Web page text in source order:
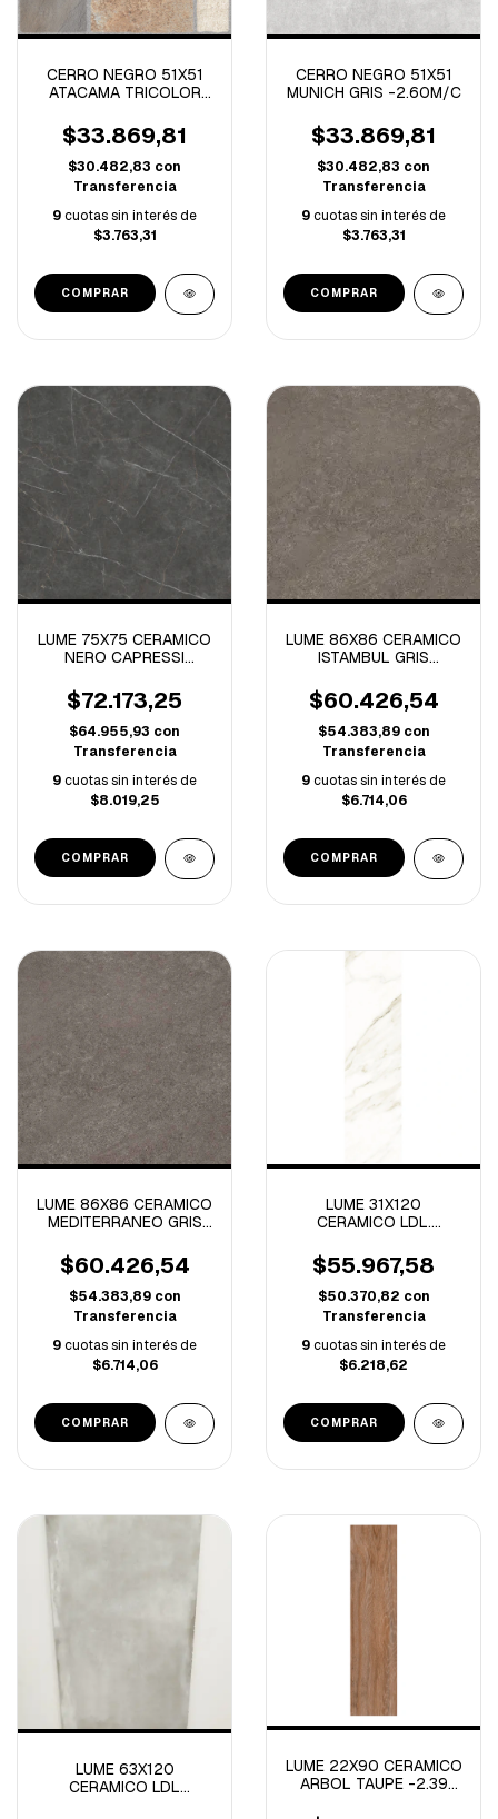
CERRO NEGRO 51X51
ATACAMA TRICOLOR
$33.869,81
$30.482,83 con
Transferencia
9cuotas sin interés de
$3.763,31
CERRO NEGRO 51X51
MUNICH GRIS -2.60M/C
$33.869,81
$30.482,83 con
Transferencia
9cuotas sin interés de
$3.763,31
LUME 75X75 CERAMICO
NERO CAPRESSI
$72.173,25
$64.955,93 con
Transferencia
9cuotas sin interés de
$8.019,25
LUME 86X86 CERAMICO
ISTAMBUL GRIS
M/C-
$60.426,54
$54.383,89 con
Transferencia
9cuotas sin interés de
$6.714,06
LUME 86X86 CERAMICO
MEDITERRANEO GRIS
M/C-
$60.426,54
$54.383,89 con
Transferencia
9cuotas sin interés de
$6.714,06
LUME 31X120
CERAMICO LDL.
$55.967,58
$50.370,82 con
Transferencia
9cuotas sin interés de
$6.218,62
LUME 63X120
CERAMICO LDL
LUME 22X90 CERAMICO
ARBOL TAUPE -2.39